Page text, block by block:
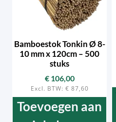
Bamboestok Tonkin Ø 8-
10 mm x 120cm – 500
stuks
€106,00
Excl. BTW: € 87,60
Toevoegen aan